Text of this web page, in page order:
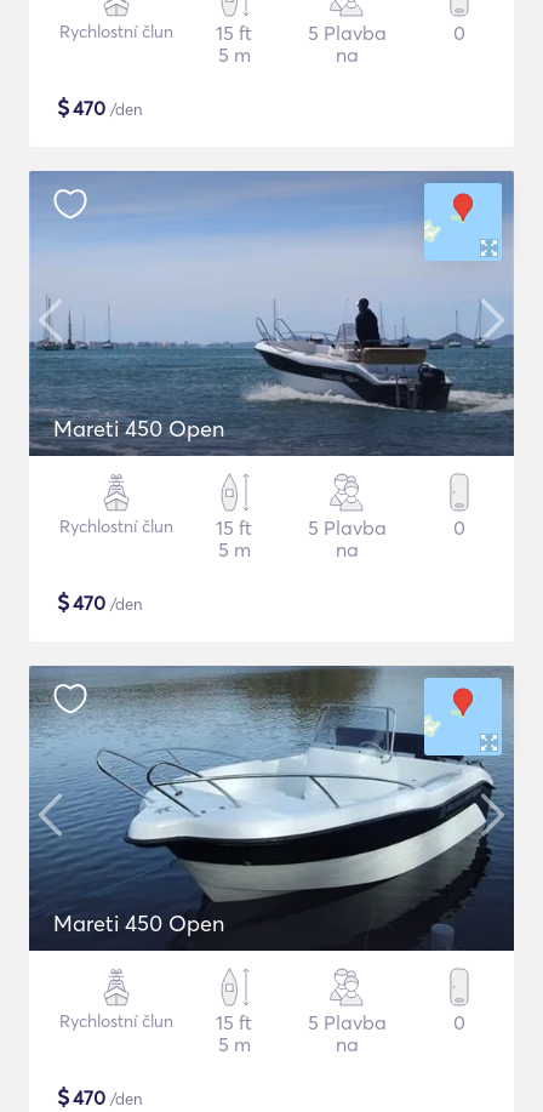
Rychlostní člun
15 ft
5 m
5 Plavba
na
0
$470 /den
Mareti 450 Open
Rychlostní člun
15 ft
5 m
5 Plavba
na
0
$470 /den
Mareti 450 Open
Rychlostní člun
15 ft
5 m
5 Plavba
na
0
$470 /den